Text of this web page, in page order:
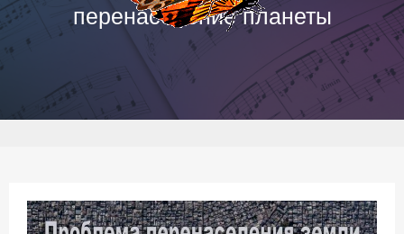
перенаселение планеты